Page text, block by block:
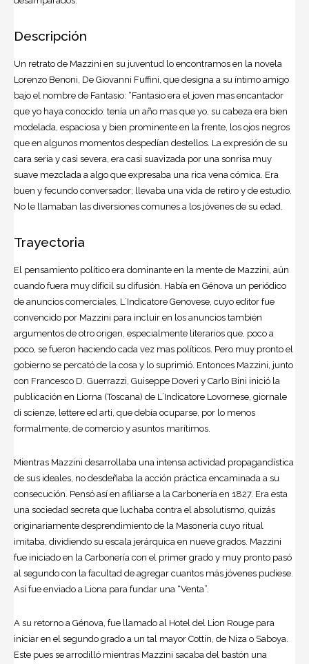
Descripción
Un retrato de Mazzini en su juventud lo encontramos en la novela
Lorenzo Benoni, De Giovanni Fuffini, que designa a su íntimo amigo
bajo el nombre de Fantasio: “Fantasio era el joven mas encantador
que yo haya conocido: tenía un año mas que yo, su cabeza era bien
modelada, espaciosa y bien prominente en la frente, los ojos negros
que en algunos momentos despedían destellos. La expresión de su
cara seria y casi severa, era casi suavizada por una sonrisa muy
suave mezclada a algo que expresaba una rica vena cómica. Era
buen y fecundo conversador; llevaba una vida de retiro y de estudio.
No le llamaban las diversiones comunes a los jóvenes de su edad.
Trayectoria
El pensamiento político era dominante en la mente de Mazzini, aún
cuando fuera muy difícil su difusión. Había en Génova un periódico
de anuncios comerciales, L´Indicatore Genovese, cuyo editor fue
convencido por Mazzini para incluir en los anuncios también
argumentos de otro origen, especialmente literarios que, poco a
poco, se fueron haciendo cada vez mas políticos. Pero muy pronto el
gobierno se percató de la cosa y lo suprimió. Entonces Mazzini, junto
con Francesco D. Guerrazzi, Guiseppe Doveri y Carlo Bini inició la
publicación en Liorna (Toscana) de L´Indicatore Lovornese, giornale
di scienze, lettere ed arti, que debía ocuparse, por lo menos
formalmente, de comercio y asuntos marítimos.
Mientras Mazzini desarrollaba una intensa actividad propagandística
de sus ideales, no desdeñaba la acción práctica encaminada a su
consecución. Pensó así en afiliarse a la Carbonería en 1827. Era esta
una sociedad secreta que luchaba contra el absolutismo, quizás
originariamente desprendimiento de la Masonería cuyo ritual
imitaba, dividiendo su escala jerárquica en nueve grados. Mazzini
fue iniciado en la Carbonería con el primer grado y muy pronto pasó
al segundo con la facultad de agregar cuantos más jóvenes pudiese.
Así fue enviado a Liona para fundar una “Venta”.
A su retorno a Génova, fue llamado al Hotel del Lion Rouge para
iniciar en el segundo grado a un tal mayor Cottin, de Niza o Saboya.
Este pues se arrodilló mientras Mazzini sacaba del bastón una